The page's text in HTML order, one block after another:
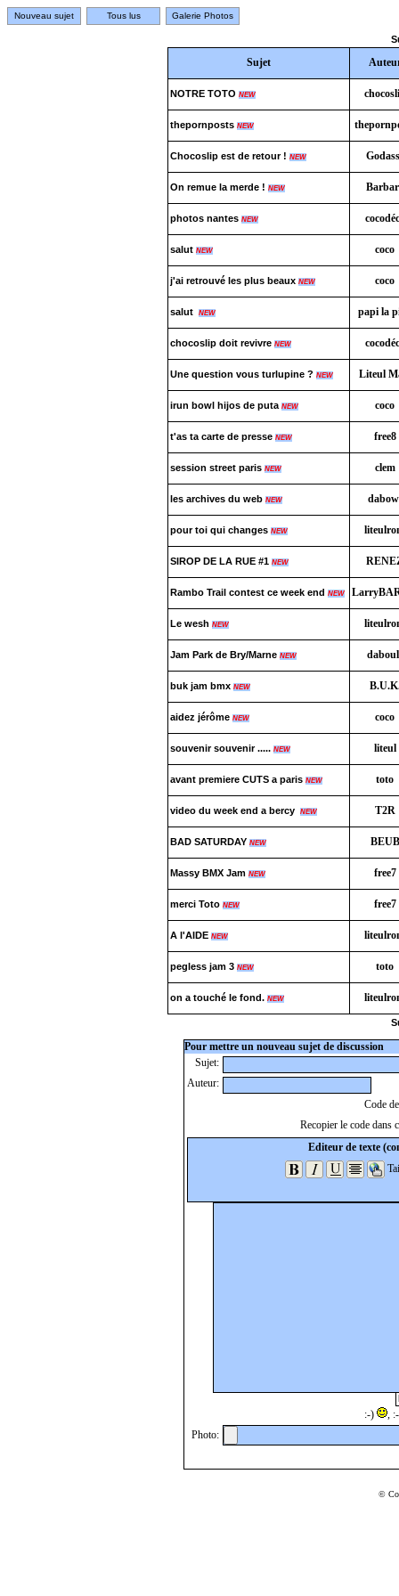
Nouveau sujet Tous lus Galerie Photos
Sujet
NOTRE TOTO NEW
thepornposts NEW
Chocoslip est de retour ! NEW
On remue la merde ! NEW
photos nantes NEW
salut NEW coco
j'ai retrouvé les plus beaux NEW coco
salut NEW papi la
chocoslip doit revivre NEW
Une question vous turlupine ? NEW Liteul
irun bowl hijos de puta NEW coco
t'as ta carte de presse NEW free8
session street paris NEW clem
les archives du web NEW
pour toi qui changes NEW
SIROP DE LA RUE #1 NEW
Rambo Trail contest ce week end NEW
Le wesh NEW
Jam Park de Bry/Marne NEW
buk jam bmx NEW
aidez jérôme NEW coco
souvenir souvenir ..... NEW liteul
avant premiere CUTS a paris NEW toto
video du week end a bercy NEW T2R
BAD SATURDAY NEW BEUB
Massy BMX Jam NEW free7
merci Toto NEW free7
A l'AIDE NEW
pegless jam 3 NEW toto
on a touché le fond. NEW
Pour mettre un nouveau sujet de discussion
Sujet:
Auteur:
Code
Recopier le code dans
Editeur de texte
:-)
,
Photo:
©